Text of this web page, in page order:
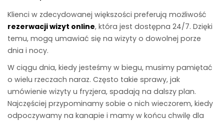
Klienci w zdecydowanej większości preferują możliwość
rezerwacji wizyt online, która jest dostępna 24/7. Dzięki
temu, mogą umawiać się na wizyty o dowolnej porze
dnia i nocy.
W ciągu dnia, kiedy jesteśmy w biegu, musimy pamiętać
o wielu rzeczach naraz. Często takie sprawy, jak
umówienie wizyty u fryzjera, spadają na dalszy plan.
Najczęściej przypominamy sobie o nich wieczorem, kiedy
odpoczywamy na kanapie i mamy w końcu chwilę dla